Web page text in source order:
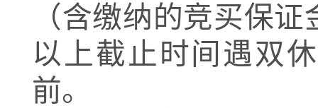
（含缴纳的竞买保证
以上截止时间遇双
前。